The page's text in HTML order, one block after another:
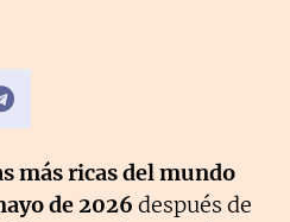
más ricas del mundo
de 2026 después de